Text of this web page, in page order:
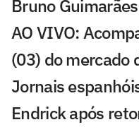
Bruno Guimarães
AO VIVO:
(03) do mercado
Jornais
Endrick após